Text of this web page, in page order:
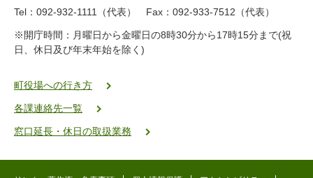
-
5
5
ク
二
ゴ
Tel：092-932-1111（代表） Fax：092-933-7512（代表）
※開庁時間：月曜日から金曜日の8時30分から17時15分まで(祝
日、休日及び年末年始を除く)
町役場への行き方
各課連絡先一覧
窓口延長・休日の取扱業務